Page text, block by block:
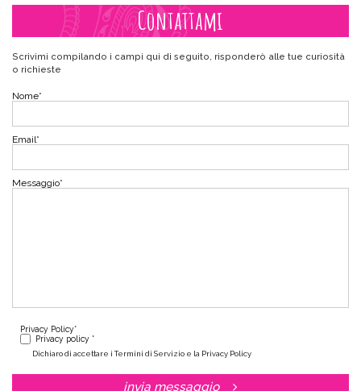
Contattami
Scrivimi compilando i campi qui di seguito, risponderò alle tue curiosità
o richieste
Nome*
Email*
Messaggio*
Privacy Policy*
Privacy policy *
Dichiaro di accettare i Termini di Servizio e la Privacy Policy
invia messaggio